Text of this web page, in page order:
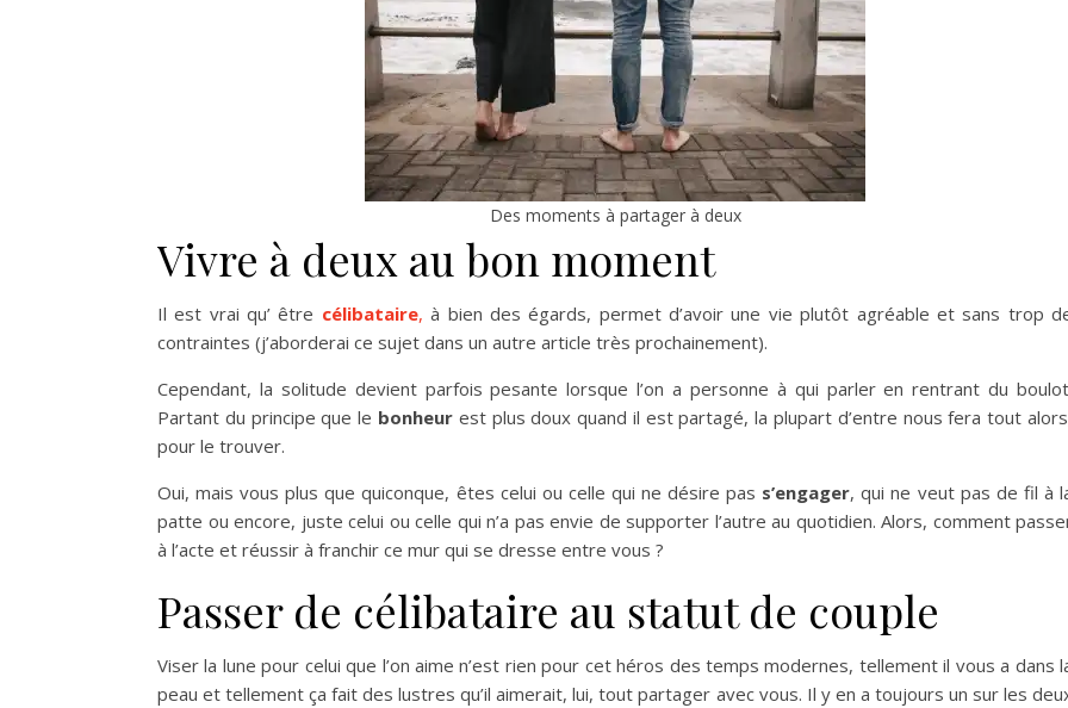
Des moments à partager à deux
Vivre à deux au bon moment
Il est vrai qu’ être célibataire, à bien des égards, permet d’avoir une vie plutôt agréable et sans trop
contraintes (j’aborderai ce sujet dans un autre article très prochainement).
Cependant, la solitude devient parfois pesante lorsque l’on a personne à qui parler en rentrant du
Partant du principe que le bonheurest plus doux quand il est partagé, la plupart d’entre nous fera tout
pour le trouver.
Oui, mais vous plus que quiconque, êtes celui ou celle qui ne désire pas s’engager, qui ne veut pas de fil à
patte ou encore, juste celui ou celle qui n’a pas envie de supporter l’autre au quotidien. Alors, comment
à l’acte et réussir à franchir ce mur qui se dresse entre vous ?
Passer de célibataire au statut de couple
Viser la lune pour celui que l’on aime n’est rien pour cet héros des temps modernes, tellement il vous a dans
peau et tellement ça fait des lustres qu’il aimerait, lui, tout partager avec vous. Il y en a toujours un sur les